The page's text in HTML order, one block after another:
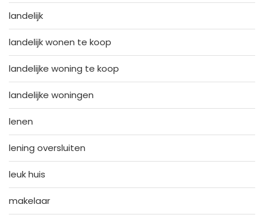
landelijk
landelijk wonen te koop
landelijke woning te koop
landelijke woningen
lenen
lening oversluiten
leuk huis
makelaar